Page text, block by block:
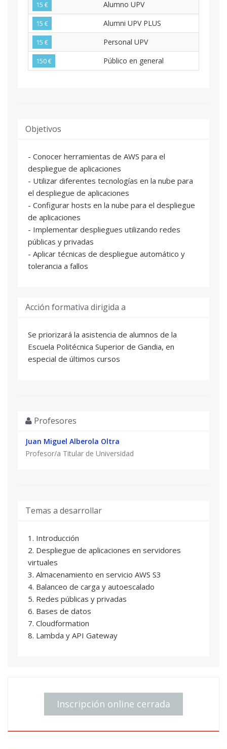
15 € Alumno UPV
15 € Alumni UPV PLUS
15 € Personal UPV
150 € Público en general
Objetivos
- Conocer herramientas de AWS para el
despliegue de aplicaciones
- Utilizar diferentes tecnologías en la nube para
el despliegue de aplicaciones
- Configurar hosts en la nube para el despliegue
de aplicaciones
- Implementar despliegues utilizando redes
públicas y privadas
- Aplicar técnicas de despliegue automático y
tolerancia a fallos
Acción formativa dirigida a
Se priorizará la asistencia de alumnos de la
Escuela Politécnica Superior de Gandia, en
especial de últimos cursos
Profesores
Juan Miguel Alberola Oltra
Profesor/a Titular de Universidad
Temas a desarrollar
1. Introducción
2. Despliegue de aplicaciones en servidores
virtuales
3. Almacenamiento en servicio AWS S3
4. Balanceo de carga y autoescalado
5. Redes públicas y privadas
6. Bases de datos
7. Cloudformation
8. Lambda y API Gateway
Inscripción online cerrada